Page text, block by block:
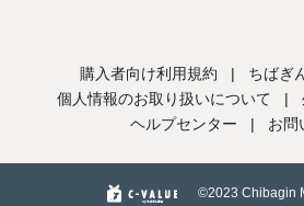
購入者向け利用規約 | ちばぎ
個人情報のお取り扱いについて
|
ヘルプセンター
| お問
©️2023 Chibagin